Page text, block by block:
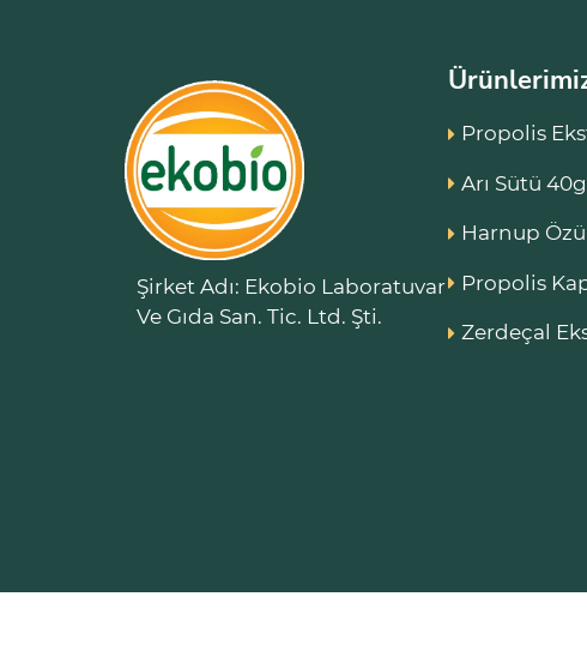
Şirket Adı: Ekobio Laboratuvar
Ve Gıda San. Tic. Ltd. Şti.
Propolis
Arı Sütü 40g
Harnup
Propolis
Zerdeçal